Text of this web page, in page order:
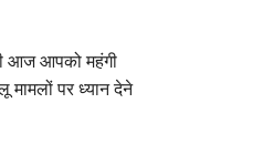
आज आपको महंगी
पर ध्यान देने